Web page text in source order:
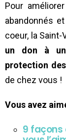
Pour
abandonnés
coeur, la
un don à
protection
de chez vous !
Vous avez
9 façons